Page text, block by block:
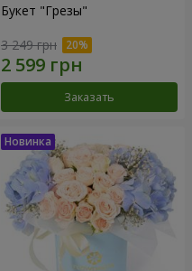
Букет "Грезы"
3 249 грн
Заказать